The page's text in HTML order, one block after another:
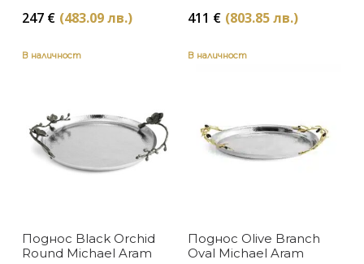
247 € (483.09 лв.) 411 € (803.85 лв.)
В наличност
Поднос Black Orchid
Round Michael Aram
В наличност
Поднос Olive Branch
Oval Michael Aram